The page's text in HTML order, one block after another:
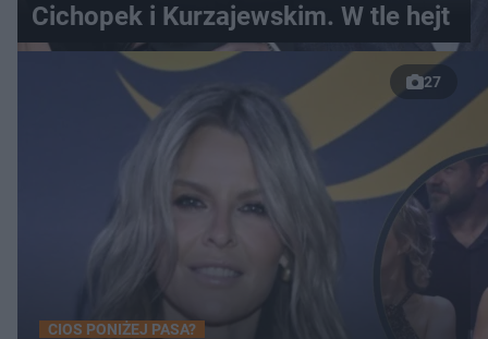
Cichopek i Kurzajewskim. W tle hejt
27
CIOS PONIŻEJ PASA?